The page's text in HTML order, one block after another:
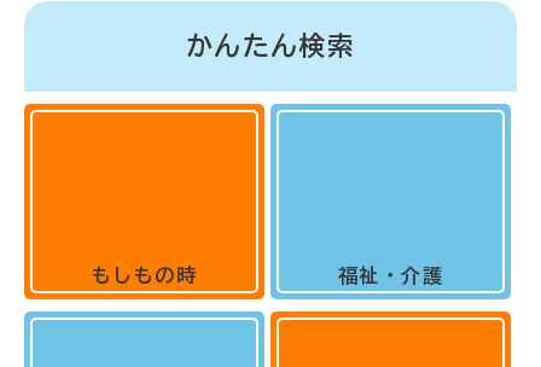
かんたん検索
もしもの時 福祉・介護